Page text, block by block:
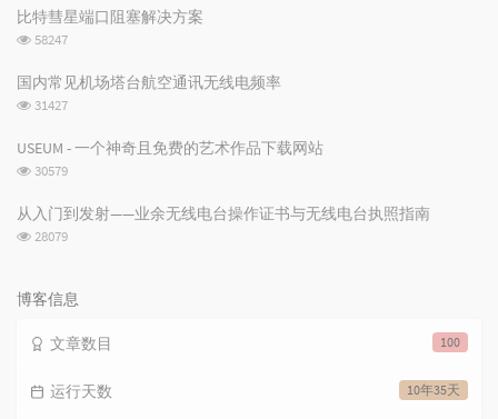
次
数:
比特彗星端口阻塞解决方案
浏
次
数:
58247
国内常见机场塔台航空通讯无线电频率
浏
次
31427
USEUM - 一个神奇且免费的艺术作品下载网站
浏
次
数:
30579
从入门到发射——业余无线电台操作证书与无线电台执照指南
浏
数:
28079
博客信息
100
文章数目
10年35天
运行天数